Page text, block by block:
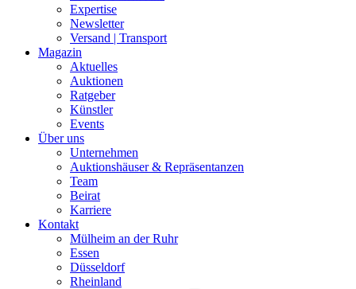
Expertise
Newsletter
Versand | Transport
Magazin
Aktuelles
Auktionen
Ratgeber
Künstler
Events
Über uns
Unternehmen
Auktionshäuser & Repräsentanzen
Team
Beirat
Karriere
Kontakt
Mülheim an der Ruhr
Essen
Düsseldorf
Rheinland